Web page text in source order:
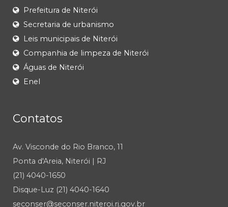
Prefeitura de Niterói
Secretaria de urbanismo
Leis municipais de Niterói
Companhia de limpeza de Niterói
Águas de Niterói
Enel
Contatos
Av. Visconde do Rio Branco, 11
Ponta d'Areia, Niterói | RJ
(21) 4040-1650
Disque-Luz (21) 4040-1640
seconser@seconser.niteroi.rj.gov.br